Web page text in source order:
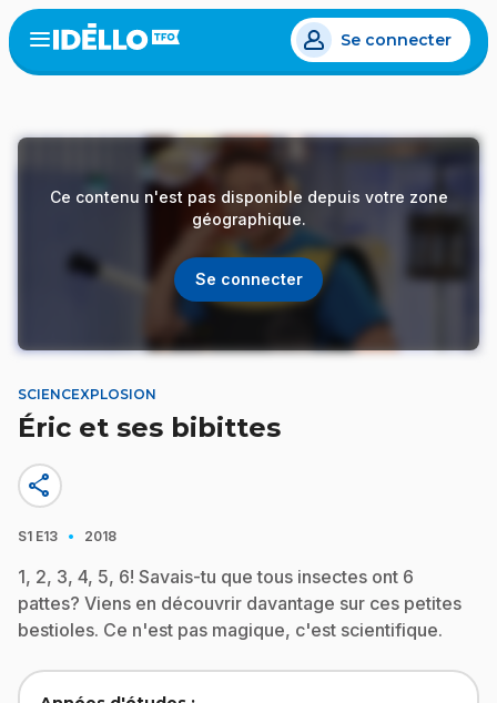
Aller
au
contenu
Open
menu
Se connecter
Ce contenu n'est pas disponible depuis votre zone
géographique.
Se connecter
SCIENCEXPLOSION
Éric et ses bibittes
share
S1 E13 · 2018
1, 2, 3, 4, 5, 6! Savais-tu que tous insectes ont 6
pattes? Viens en découvrir davantage sur ces petites
bestioles. Ce n'est pas magique, c'est scientifique.